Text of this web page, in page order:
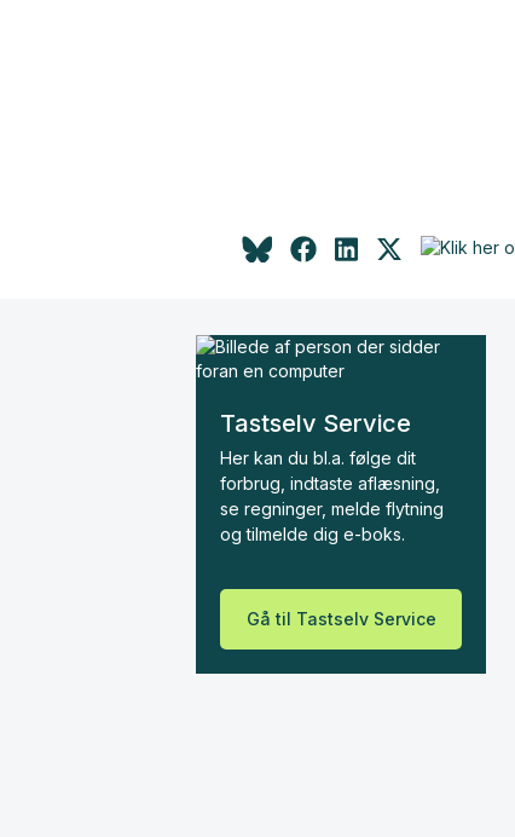
Tastselv Service
Her kan du bl.a. følge dit
forbrug, indtaste aflæsning,
se regninger, melde flytning
og tilmelde dig e-boks.
Gå til Tastselv Service